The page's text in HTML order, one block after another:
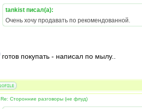
tankist писал(а):
Очень хочу продавать по рекомендованной.
готов покупать - написал по мылу..
Re: Сторонние разговоры (не флуд)